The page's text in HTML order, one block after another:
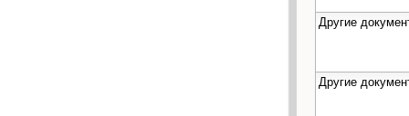
Другие
Другие